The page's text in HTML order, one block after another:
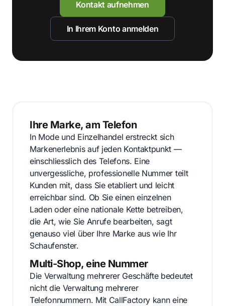
Kontakt aufnehmen
In Ihrem Konto anmelden
Ihre Marke, am Telefon
In Mode und Einzelhandel erstreckt sich
Markenerlebnis auf jeden Kontaktpunkt —
einschliesslich des Telefons. Eine
unvergessliche, professionelle Nummer teilt
Kunden mit, dass Sie etabliert und leicht
erreichbar sind. Ob Sie einen einzelnen
Laden oder eine nationale Kette betreiben,
die Art, wie Sie Anrufe bearbeiten, sagt
genauso viel über Ihre Marke aus wie Ihr
Schaufenster.
Multi-Shop, eine Nummer
Die Verwaltung mehrerer Geschäfte bedeutet
nicht die Verwaltung mehrerer
Telefonnummern. Mit CallFactory kann eine